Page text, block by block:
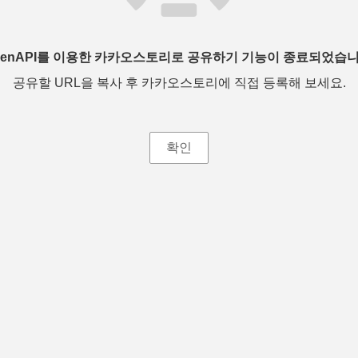
를 이용한 카카오스토리로 공유하기 기능이 종료되었습
공유할 URL을 복사 후 카카오스토리에 직접 등록해 보세요.
확인